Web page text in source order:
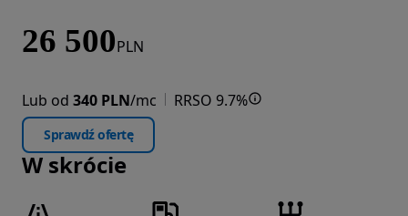
26 500PLN
Lub od 340 PLN/mc RRSO 9.7%
Sprawdź ofertę
W skrócie